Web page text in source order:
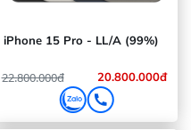
iPhone 15 Pro - LL/A (99%)
20.800.000đ
22.800.000đ